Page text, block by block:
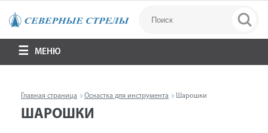
МЕНЮ
Главная страница Оснастка для инструмента Шарошки
ШАРОШКИ